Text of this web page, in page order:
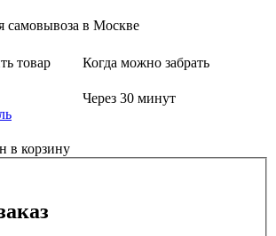
самовывоза в Москве
товар
Когда можно забрать
Через 30 минут
в корзину